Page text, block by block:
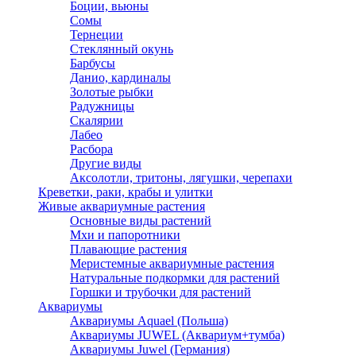
Боции, вьюны
Сомы
Тернеции
Стеклянный окунь
Барбусы
Данио, кардиналы
Золотые рыбки
Радужницы
Скалярии
Лабео
Расбора
Другие виды
Аксолотли, тритоны, лягушки, черепахи
Креветки, раки, крабы и улитки
Живые аквариумные растения
Основные виды растений
Мхи и папоротники
Плавающие растения
Меристемные аквариумные растения
Натуральные подкормки для растений
Горшки и трубочки для растений
Аквариумы
Аквариумы Aquael (Польша)
Аквариумы JUWEL (Аквариум+тумба)
Аквариумы Juwel (Германия)